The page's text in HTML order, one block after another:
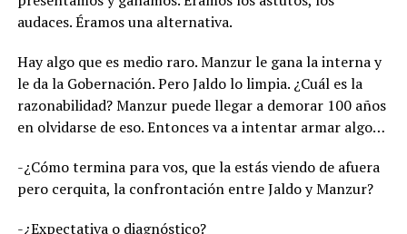
audaces. Éramos una alternativa.
Hay algo que es medio raro. Manzur le gana la interna y
le da la Gobernación. Pero Jaldo lo limpia. ¿Cuál es la
razonabilidad? Manzur puede llegar a demorar 100 años
en olvidarse de eso. Entonces va a intentar armar algo…
-¿Cómo termina para vos, que la estás viendo de afuera
pero cerquita, la confrontación entre Jaldo y Manzur?
-¿Expectativa o diagnóstico?